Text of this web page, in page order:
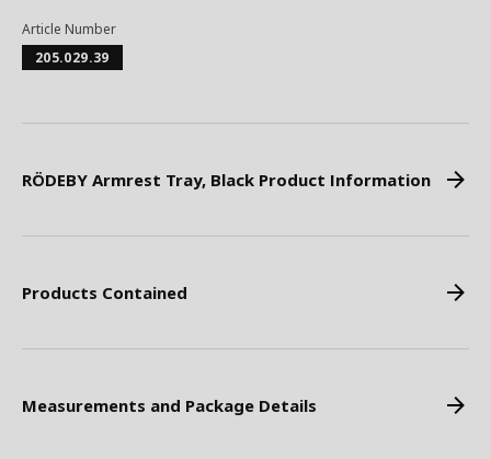
Article Number
205.029.39
RÖDEBY Armrest Tray, Black Product Information
Products Contained
Measurements and Package Details